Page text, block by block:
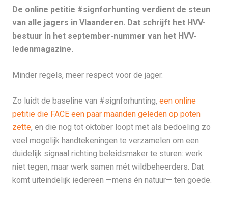
De online petitie #signforhunting verdient de steun
van alle jagers in Vlaanderen. Dat schrijft het HVV-
bestuur in het september-nummer van het HVV-
ledenmagazine.
Minder regels, meer respect voor de jager.
Zo luidt de baseline van #signforhunting, een online
petitie die FACE een paar maanden geleden op poten
zette, en die nog tot oktober loopt met als bedoeling zo
veel mogelijk handtekeningen te verzamelen om een
duidelijk signaal richting beleidsmaker te sturen: werk
niet tegen, maar werk samen mét wildbeheerders. Dat
komt uiteindelijk iedereen —mens én natuur— ten goede.